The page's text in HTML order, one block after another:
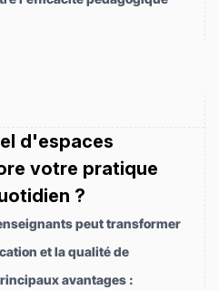
d'espaces
votre pratique
?
peut transformer
et la qualité de
avantages :